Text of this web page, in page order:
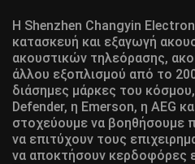
Η Shenzhen Changyin
κατασκευή και εξαγωγή
ακουστικών τηλεόρασης,
άλλου εξοπλισμού από το
διάσημες μάρκες του
Defender, η Emerson, η AEG
στοχεύουμε να βοηθήσουμε
να επιτύχουν τους
να αποκτήσουν κερδοφόρες